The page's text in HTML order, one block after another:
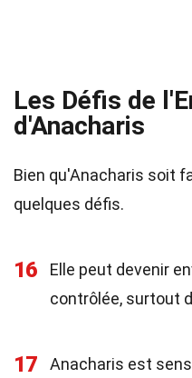
Les Défis de
d'Anacharis
Bien qu'Anacharis soit
quelques défis.
16
Elle peut devenir
contrôlée, surtout
17
Anacharis est